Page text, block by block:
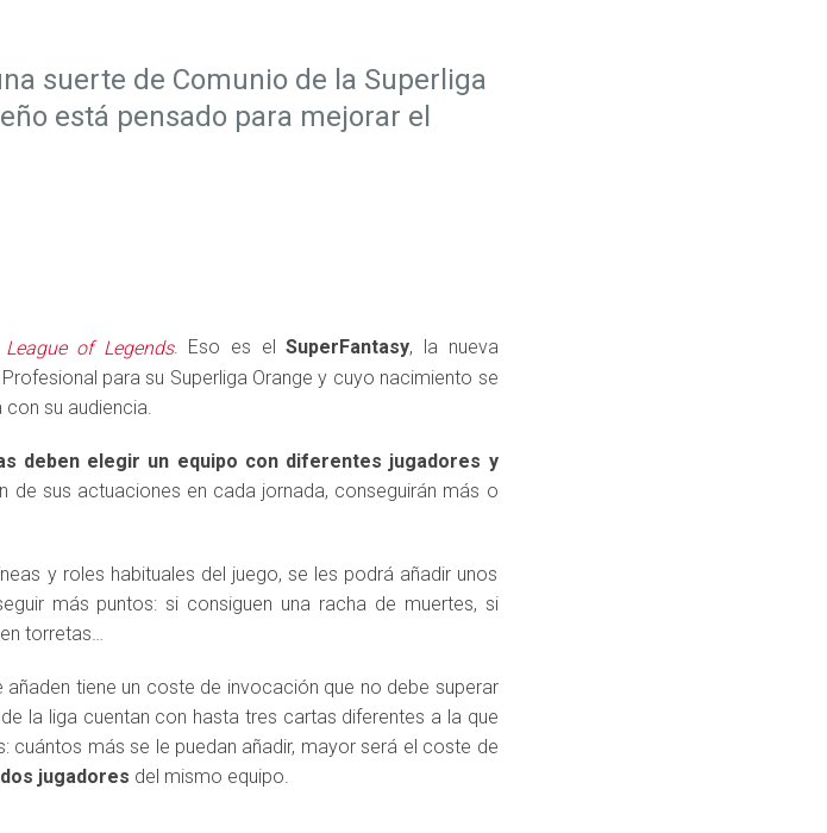
suerte de Comunio de la Superliga
está pensado para mejorar el
League of Legends. Eso es elSuperFantasy, la nueva
para su Superliga Orange y cuyo nacimiento se
su audiencia.
deben elegir un equipo con diferentes jugadores y
de sus actuaciones en cada jornada, conseguirán más o
y roles habituales del juego, se les podrá añadir unos
más puntos: si consiguen una racha de muertes, si
torretas…
tiene un coste de invocación que no debe superar
la liga cuentan con hasta tres cartas diferentes a la que
más se le puedan añadir, mayor será el coste de
jugadores del mismo equipo.